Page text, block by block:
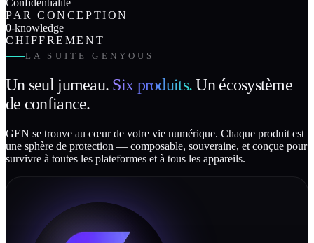
PAR CONCEPTION
0-knowledge
CHIFFREMENT
LA SUITE GENYOUS
Un seul jumeau. Six produits. Un écosystème
de confiance.
GEN se trouve au cœur de votre vie numérique. Chaque produit est
une sphère de protection — composable, souveraine, et conçue pour
survivre à toutes les plateformes et à tous les appareils.